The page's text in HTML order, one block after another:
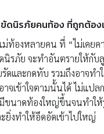
ขัดนิรภัยคนท้อง ที่ถูกต้อ
ม่ท้องหลายคน ที่ “ไม่เคยค
ดนิรภัย จะทำอันตรายให้กั
รัดและกดทับ รวมถึงอาจท
จเข้าใจตามนั้นได้ ไม่แปล
ขนาดท้องใหญ่ขึ้นจนทำให้
ยิ่งทำให้อึดอัดเข้าไปใหญ่